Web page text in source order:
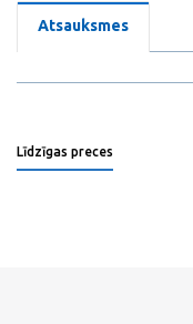
Atsauksmes
Līdzīgas preces